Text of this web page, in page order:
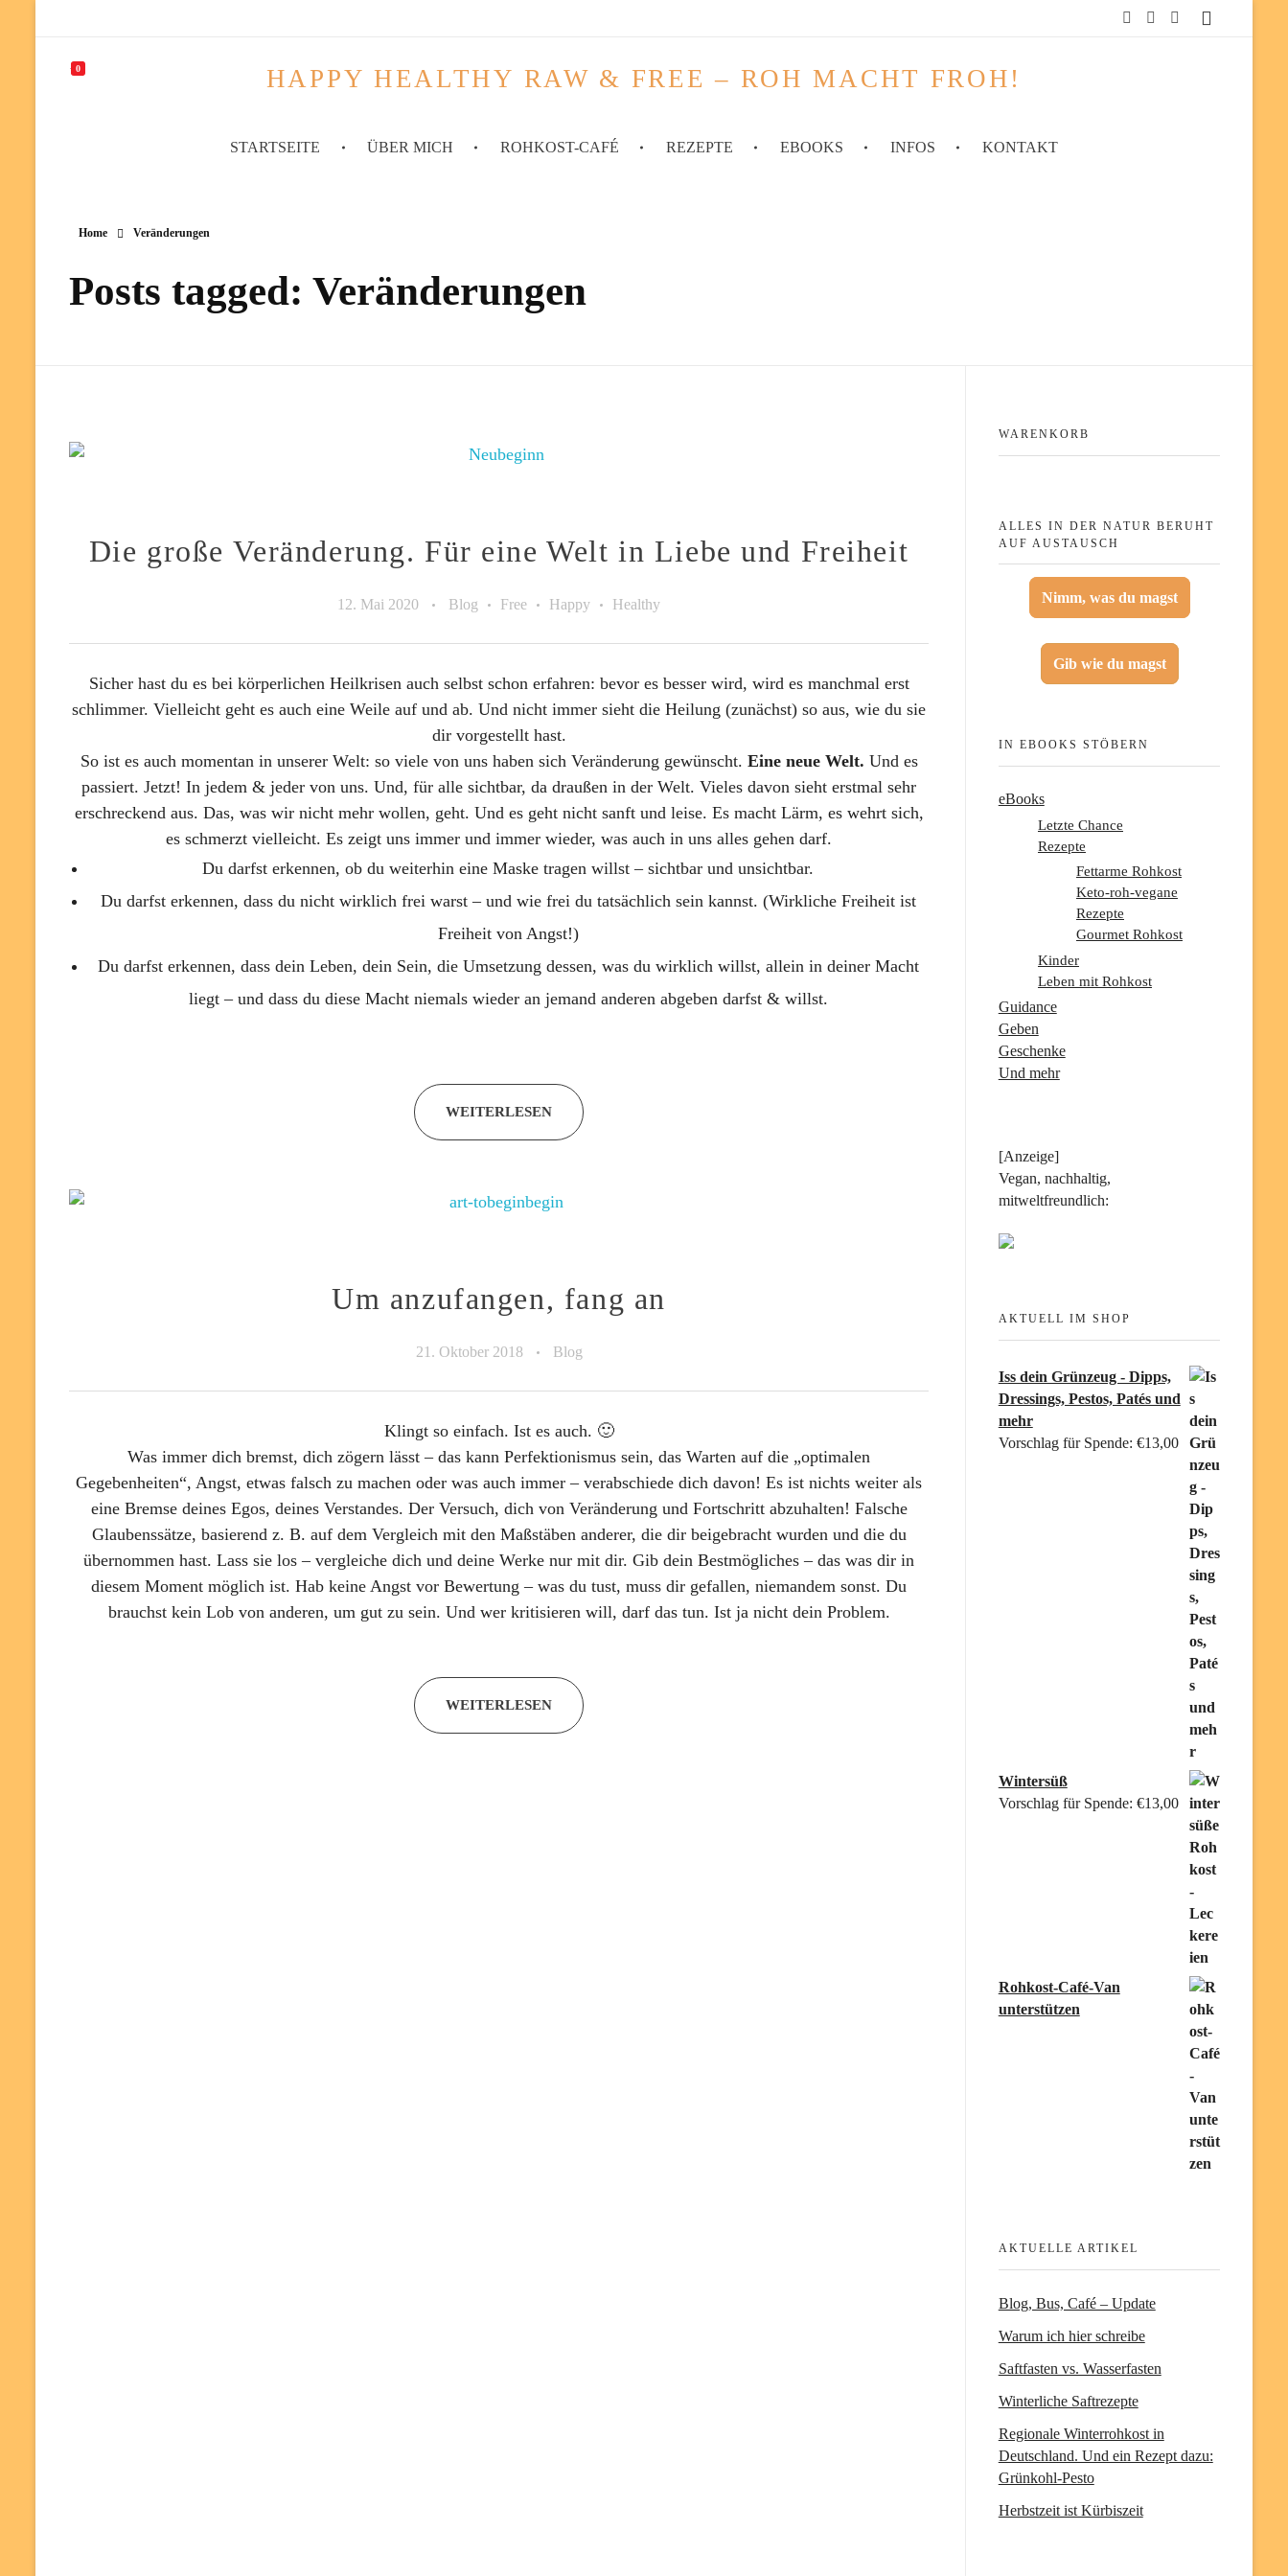
HAPPY HEALTHY RAW & FREE – ROH MACHT FROH!
0
STARTSEITE ÜBER MICH ROHKOST-CAFÉ REZEPTE EBOOKS INFOS KONTAKT
Home Veränderungen
Posts tagged: Veränderungen
Die große Veränderung. Für eine Welt in Liebe und Freiheit
12. Mai 2020 Blog Free Happy Healthy
Sicher hast du es bei körperlichen Heilkrisen auch selbst schon erfahren: bevor es besser wird, wird es manchmal erst
schlimmer. Vielleicht geht es auch eine Weile auf und ab. Und nicht immer sieht die Heilung (zunächst) so aus, wie du sie
dir vorgestellt hast.
So ist es auch momentan in unserer Welt: so viele von uns haben sich Veränderung gewünscht. Eine neue Welt. Und es
passiert. Jetzt! In jedem & jeder von uns. Und, für alle sichtbar, da draußen in der Welt. Vieles davon sieht erstmal sehr
erschreckend aus. Das, was wir nicht mehr wollen, geht. Und es geht nicht sanft und leise. Es macht Lärm, es wehrt sich,
es schmerzt vielleicht. Es zeigt uns immer und immer wieder, was auch in uns alles gehen darf.
Du darfst erkennen, ob du weiterhin eine Maske tragen willst – sichtbar und unsichtbar.
Du darfst erkennen, dass du nicht wirklich frei warst – und wie frei du tatsächlich sein kannst. (Wirkliche Freiheit ist
Freiheit von Angst!)
Du darfst erkennen, dass dein Leben, dein Sein, die Umsetzung dessen, was du wirklich willst, allein in deiner Macht
liegt – und dass du diese Macht niemals wieder an jemand anderen abgeben darfst & willst.
WEITERLESEN
Um anzufangen, fang an
21. Oktober 2018 Blog
Klingt so einfach. Ist es auch. 🙂
Was immer dich bremst, dich zögern lässt – das kann Perfektionismus sein, das Warten auf die „optimalen
Gegebenheiten“, Angst, etwas falsch zu machen oder was auch immer – verabschiede dich davon! Es ist nichts weiter als
eine Bremse deines Egos, deines Verstandes. Der Versuch, dich von Veränderung und Fortschritt abzuhalten! Falsche
Glaubenssätze, basierend z. B. auf dem Vergleich mit den Maßstäben anderer, die dir beigebracht wurden und die du
übernommen hast. Lass sie los – vergleiche dich und deine Werke nur mit dir. Gib dein Bestmögliches – das was dir in
diesem Moment möglich ist. Hab keine Angst vor Bewertung – was du tust, muss dir gefallen, niemandem sonst. Du
brauchst kein Lob von anderen, um gut zu sein. Und wer kritisieren will, darf das tun. Ist ja nicht dein Problem.
WEITERLESEN
WARENKORB
ALLES IN DER NATUR BERUHT
AUF AUSTAUSCH
Nimm, was du magst
Gib wie du magst
IN EBOOKS STÖBERN
eBooks
Letzte Chance
Rezepte
Fettarme Rohkost
Keto-roh-vegane
Rezepte
Gourmet Rohkost
Kinder
Leben mit Rohkost
Guidance
Geben
Geschenke
Und mehr
[Anzeige]
Vegan, nachhaltig,
mitweltfreundlich:
AKTUELL IM SHOP
Iss dein Grünzeug - Dipps,
Dressings, Pestos, Patés und
mehr
Vorschlag für Spende: €13,00
Wintersüß
Vorschlag für Spende: €13,00
Rohkost-Café-Van
unterstützen
AKTUELLE ARTIKEL
Blog, Bus, Café – Update
Warum ich hier schreibe
Saftfasten vs. Wasserfasten
Winterliche Saftrezepte
Regionale Winterrohkost in
Deutschland. Und ein Rezept dazu:
Grünkohl-Pesto
Herbstzeit ist Kürbiszeit